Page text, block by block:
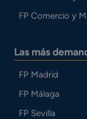
FP Comercio y
Las más
FP Madrid
FP Málaga
FP Sevilla